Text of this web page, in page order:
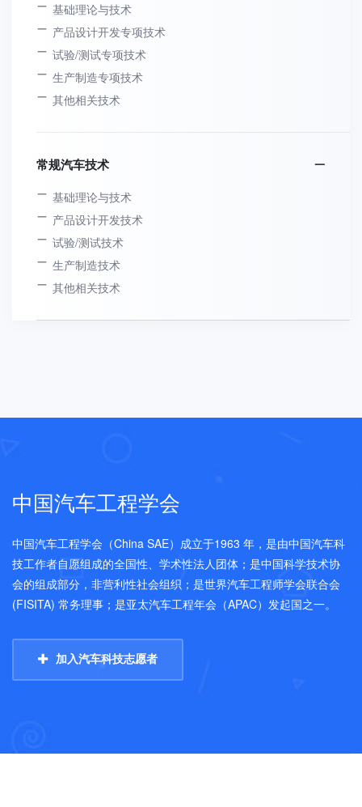
基础理论与技术
产品设计开发专项技术
试验/测试专项技术
生产制造专项技术
其他相关技术
常规汽车技术
基础理论与技术
产品设计开发技术
试验/测试技术
生产制造技术
其他相关技术
中国汽车工程学会
中国汽车工程学会（China SAE）成立于1963 年，是由中国汽车科
技工作者自愿组成的全国性、学术性法人团体；是中国科学技术协
会的组成部分，非营利性社会组织；是世界汽车工程师学会联合会
(FISITA) 常务理事；是亚太汽车工程年会（APAC）发起国之一。
加入汽车科技志愿者